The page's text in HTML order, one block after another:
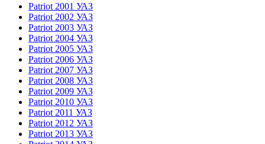
Patriot 2001 УАЗ
Patriot 2002 УАЗ
Patriot 2003 УАЗ
Patriot 2004 УАЗ
Patriot 2005 УАЗ
Patriot 2006 УАЗ
Patriot 2007 УАЗ
Patriot 2008 УАЗ
Patriot 2009 УАЗ
Patriot 2010 УАЗ
Patriot 2011 УАЗ
Patriot 2012 УАЗ
Patriot 2013 УАЗ